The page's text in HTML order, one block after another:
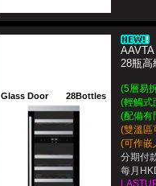
Glass Door 28Bottles
28瓶高
(5層易
(輕觸式
(配備有
(雙溫區
(可作嵌
分期付
每月